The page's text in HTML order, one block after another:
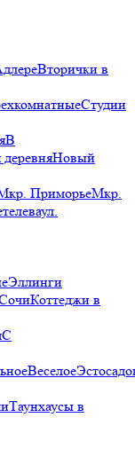
Вторички в
Студии
В
Новый
ПриморьеМкр.
ул.
Эллинги
Коттеджи в
С
Веселое
Таунхаусы в